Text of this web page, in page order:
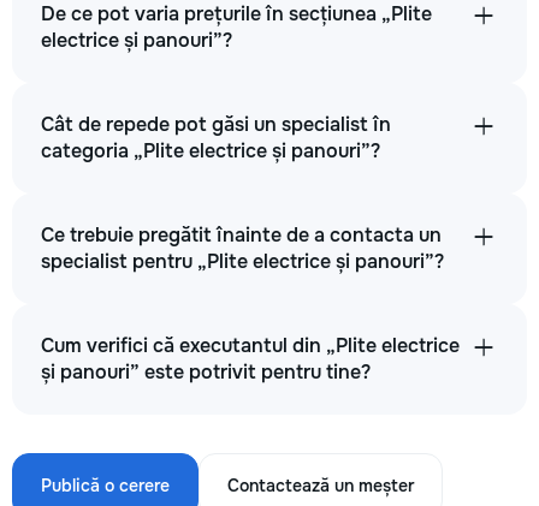
De ce pot varia prețurile în secțiunea „Plite
electrice și panouri”?
Cât de repede pot găsi un specialist în
categoria „Plite electrice și panouri”?
Ce trebuie pregătit înainte de a contacta un
specialist pentru „Plite electrice și panouri”?
Cum verifici că executantul din „Plite electrice
și panouri” este potrivit pentru tine?
Publică o cerere Contactează un meșter